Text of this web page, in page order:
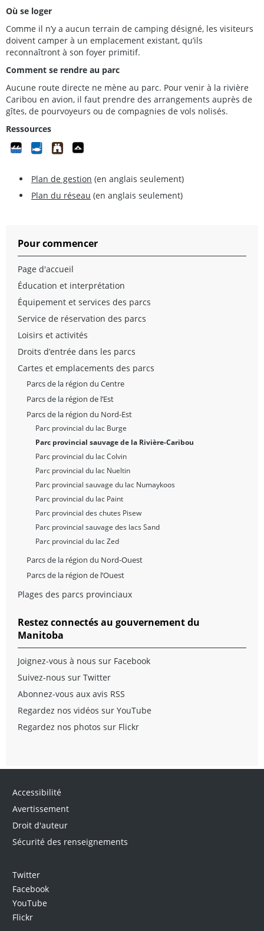
Où se loger
Comme il n’y a aucun terrain de camping désigné, les visiteurs
doivent camper à un emplacement existant, qu’ils
reconnaîtront à son foyer primitif.
Comment se rendre au parc
Aucune route directe ne mène au parc. Pour venir à la rivière
Caribou en avion, il faut prendre des arrangements auprès de
gîtes, de pourvoyeurs ou de compagnies de vols nolisés.
Ressources
Plan de gestion (en anglais seulement)
Plan du réseau (en anglais seulement)
Pour commencer
Page d'accueil
Éducation et interprétation
Équipement et services des parcs
Service de réservation des parcs
Loisirs et activités
Droits d’entrée dans les parcs
Cartes et emplacements des parcs
Parcs de la région du Centre
Parcs de la région de l’Est
Parcs de la région du Nord-Est
Parc provincial du lac Burge
Parc provincial sauvage de la Rivière-Caribou
Parc provincial du lac Colvin
Parc provincial du lac Nueltin
Parc provincial sauvage du lac Numaykoos
Parc provincial du lac Paint
Parc provincial des chutes Pisew
Parc provincial sauvage des lacs Sand
Parc provincial du lac Zed
Parcs de la région du Nord-Ouest
Parcs de la région de l’Ouest
Plages des parcs provinciaux
Restez connectés au gouvernement du
Manitoba
Joignez-vous à nous sur Facebook
Suivez-nous sur Twitter
Abonnez-vous aux avis RSS
Regardez nos vidéos sur YouTube
Regardez nos photos sur Flickr
Accessibilité
Avertissement
Droit d'auteur
Sécurité des renseignements
Twitter
Facebook
YouTube
Flickr